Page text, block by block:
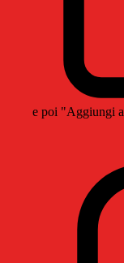
e poi "Aggiungi